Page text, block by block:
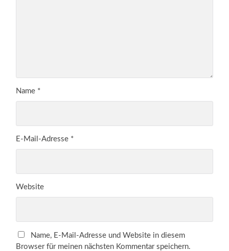
Name *
E-Mail-Adresse *
Website
Name, E-Mail-Adresse und Website in diesem
Browser für meinen nächsten Kommentar speichern.